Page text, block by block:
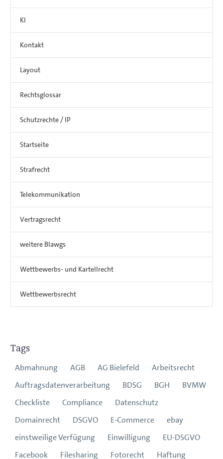
KI
Kontakt
Layout
Rechtsglossar
Schutzrechte / IP
Startseite
Strafrecht
Telekommunikation
Vertragsrecht
weitere Blawgs
Wettbewerbs- und Kartellrecht
Wettbewerbsrecht
Tags
Abmahnung AGB AG Bielefeld
Arbeitsrecht
Auftragsdatenverarbeitung
BDSG BGH
BVMW
Checkliste
Compliance
Datenschutz
Domainrecht
DSGVO E-Commerce
ebay
einstweilige Verfügung
Einwilligung
EU-DSGVO
Facebook
Filesharing Fotorecht Haftung